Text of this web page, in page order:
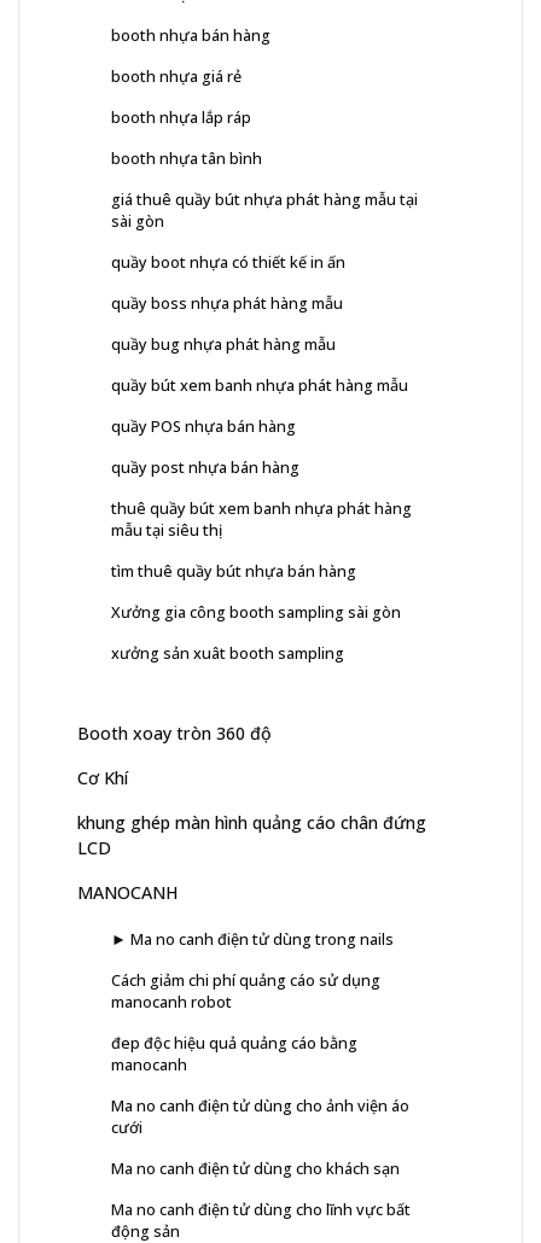
booth nhựa bán hàng
booth nhựa giá rẻ
booth nhựa lắp ráp
booth nhựa tân bình
giá thuê quầy bút nhựa phát hàng mẫu tại
sài gòn
quầy boot nhựa có thiết kế in ấn
quầy boss nhựa phát hàng mẫu
quầy bug nhựa phát hàng mẫu
quầy bút xem banh nhựa phát hàng mẫu
quầy POS nhựa bán hàng
quầy post nhựa bán hàng
thuê quầy bút xem banh nhựa phát hàng
mẫu tại siêu thị
tìm thuê quầy bút nhựa bán hàng
Xưởng gia công booth sampling sài gòn
xưởng sản xuât booth sampling
Booth xoay tròn 360 độ
Cơ Khí
khung ghép màn hình quảng cáo chân đứng
LCD
MANOCANH
► Ma no canh điện tử dùng trong nails
Cách giảm chi phí quảng cáo sử dụng
manocanh robot
đep độc hiệu quả quảng cáo bằng
manocanh
Ma no canh điện tử dùng cho ảnh viện áo
cưới
Ma no canh điện tử dùng cho khách sạn
Ma no canh điện tử dùng cho lĩnh vực bất
động sản